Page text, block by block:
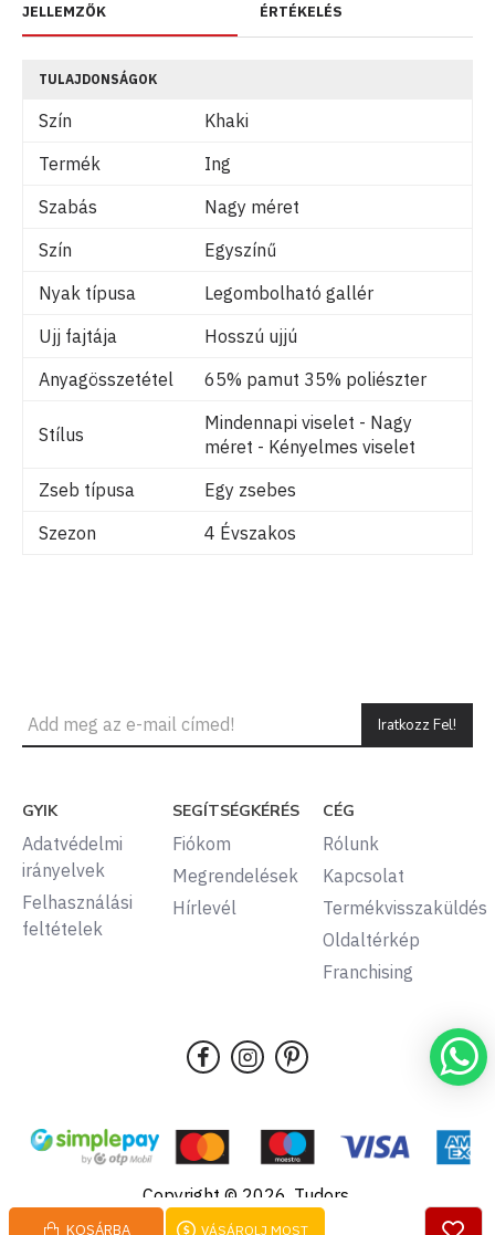
KOSÁRBA VÁSÁROLJ MOST
JELLEMZŐK ÉRTÉKELÉS
TULAJDONSÁGOK
Szín
Khaki
Termék
Ing
Szabás
Nagy méret
Szín
Egyszínű
Nyak típusa
Legombolható gallér
Ujj fajtája
Hosszú ujjú
Anyagösszetétel
65% pamut 35% poliészter
Stílus
Mindennapi viselet - Nagy
méret - Kényelmes viselet
Zseb típusa
Egy zsebes
Szezon
4 Évszakos
Iratkozz Fel!
GYIK
Adatvédelmi
irányelvek
Felhasználási
feltételek
SEGÍTSÉGKÉRÉS
Fiókom
Megrendelések
Hírlevél
CÉG
Rólunk
Kapcsolat
Termékvisszaküldés
Oldaltérkép
Franchising
Copyright © 2026, Tudors,
Minden jog fenntartva.